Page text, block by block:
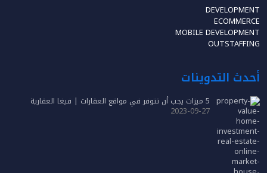
DEVELOPMENT
ECOMMERCE
MOBILE DEVELOPMENT
OUTSTAFFING
أحدث التدوينات
5 ميزات يجب أن تتوفر في مواقع العقارات | فيغا العقارية
2023-09-27